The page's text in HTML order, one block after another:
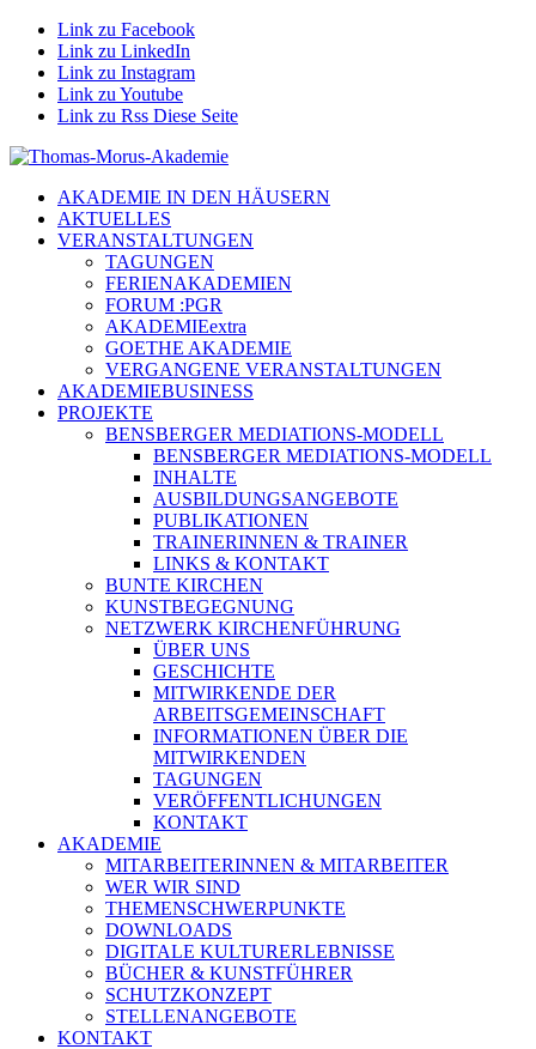
Link zu Facebook
Link zu LinkedIn
Link zu Instagram
Link zu Youtube
Link zu Rss Diese Seite
AKADEMIE IN DEN HÄUSERN
AKTUELLES
VERANSTALTUNGEN
TAGUNGEN
FERIENAKADEMIEN
FORUM :PGR
AKADEMIEextra
GOETHE AKADEMIE
VERGANGENE VERANSTALTUNGEN
AKADEMIEBUSINESS
PROJEKTE
BENSBERGER MEDIATIONS-MODELL
BENSBERGER MEDIATIONS-MODELL
INHALTE
AUSBILDUNGSANGEBOTE
PUBLIKATIONEN
TRAINERINNEN & TRAINER
LINKS & KONTAKT
BUNTE KIRCHEN
KUNSTBEGEGNUNG
NETZWERK KIRCHENFÜHRUNG
ÜBER UNS
GESCHICHTE
MITWIRKENDE DER
ARBEITSGEMEINSCHAFT
INFORMATIONEN ÜBER DIE
MITWIRKENDEN
TAGUNGEN
VERÖFFENTLICHUNGEN
KONTAKT
AKADEMIE
MITARBEITERINNEN & MITARBEITER
WER WIR SIND
THEMENSCHWERPUNKTE
DOWNLOADS
DIGITALE KULTURERLEBNISSE
BÜCHER & KUNSTFÜHRER
SCHUTZKONZEPT
STELLENANGEBOTE
KONTAKT